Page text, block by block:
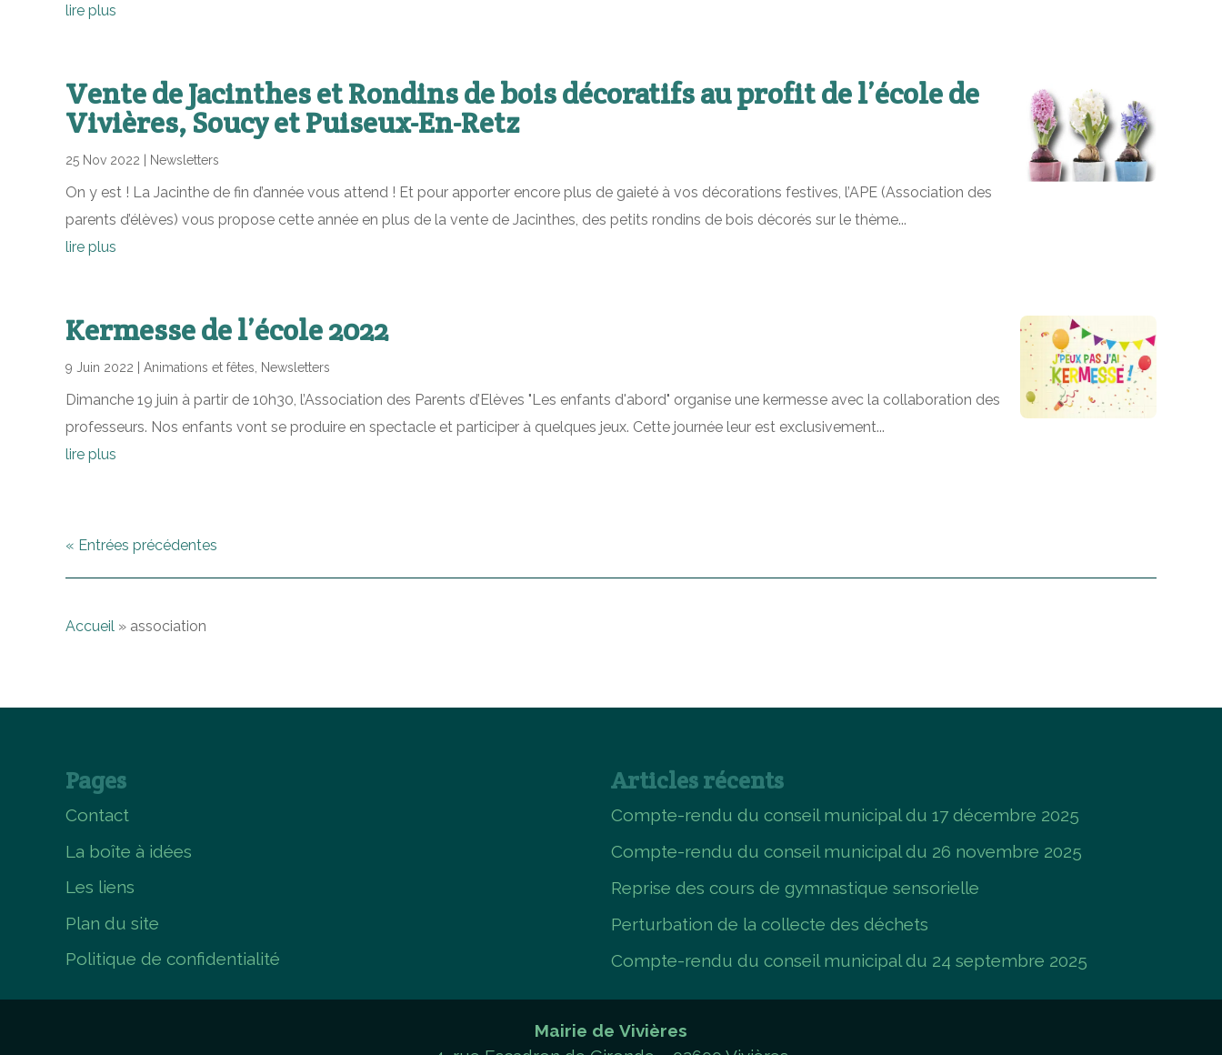
lire plus
Vente de Jacinthes et Rondins de bois décoratifs au profit de l’école de
Vivières, Soucy et Puiseux-En-Retz
25 Nov 2022 Newsletters
On y est ! La Jacinthe de fin d’année vous attend ! Et pour apporter encore plus de gaieté à vos décorations festives, l’APE (Association des
parents d’élèves) vous propose cette année en plus de la vente de Jacinthes, des petits rondins de bois décorés sur le thème...
lire plus
Kermesse de l’école 2022
9 Juin 2022 Animations et fêtes Newsletters
Dimanche 19 juin à partir de 10h30, l’Association des Parents d’Elèves "Les enfants d'abord" organise une kermesse avec la collaboration des
professeurs. Nos enfants vont se produire en spectacle et participer à quelques jeux. Cette journée leur est exclusivement...
lire plus
« Entrées précédentes
Accueil » association
Pages
Contact
La boîte à idées
Les liens
Plan du site
Politique de confidentialité
Articles récents
Compte-rendu du conseil municipal du 17 décembre 2025
Compte-rendu du conseil municipal du 26 novembre 2025
Reprise des cours de gymnastique sensorielle
Perturbation de la collecte des déchets
Compte-rendu du conseil municipal du 24 septembre 2025
Mairie de Vivières